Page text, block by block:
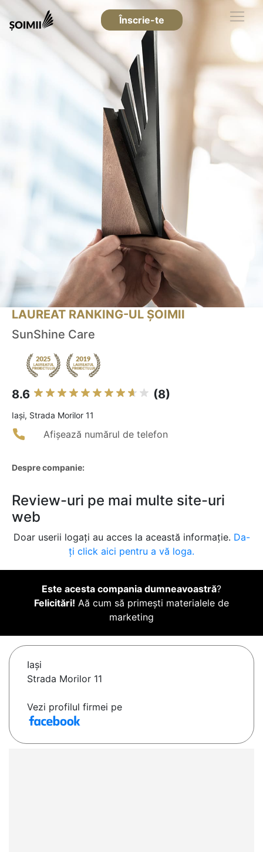
Înscrie-te
LAUREAT RANKING-UL ȘOIMII
SunShine Care
8.6 (8)
Iaşi, Strada Morilor 11
Afișează numărul de telefon
Despre companie:
Review-uri pe mai multe site-uri
web
Doar userii logați au acces la această informație. Da-
ți click aici pentru a vă loga.
Este acesta compania dumneavoastră?
Felicitări! Aă cum să primești materialele de
marketing
Iaşi
Strada Morilor 11
Vezi profilul firmei pe